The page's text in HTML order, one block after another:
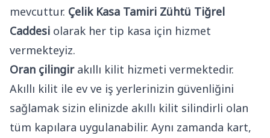
mevcuttur. Çelik Kasa Tamiri Zühtü Tiğrel
Caddesi olarak her tip kasa için hizmet
vermekteyiz.
Oran çilingirakıllı kilit hizmeti vermektedir.
Akıllı kilit ile ev ve iş yerlerinizin güvenliğini
sağlamak sizin elinizde akıllı kilit silindirli olan
tüm kapılara uygulanabilir. Aynı zamanda kart,